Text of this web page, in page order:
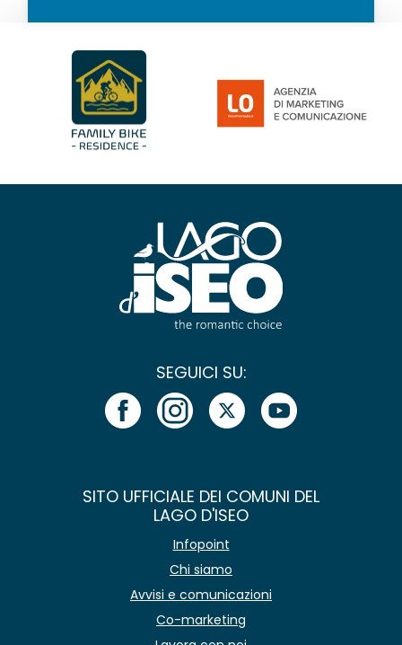
SEGUICI SU:
SITO UFFICIALE DEI COMUNI DEL
LAGO D'ISEO
Infopoint
Chi siamo
Avvisi e comunicazioni
Co-marketing